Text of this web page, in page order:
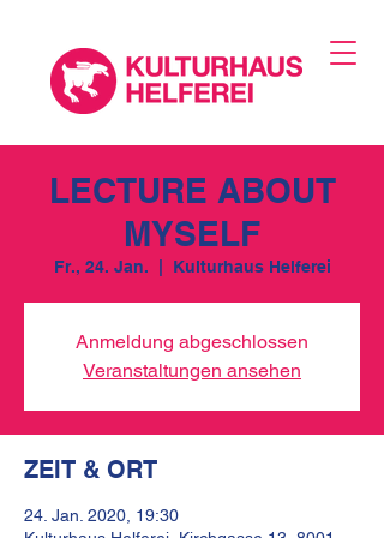
LECTURE ABOUT
MYSELF
Fr., 24. Jan. Kulturhaus Helferei
Anmeldung abgeschlossen
Veranstaltungen ansehen
ZEIT & ORT
24. Jan. 2020, 19:30